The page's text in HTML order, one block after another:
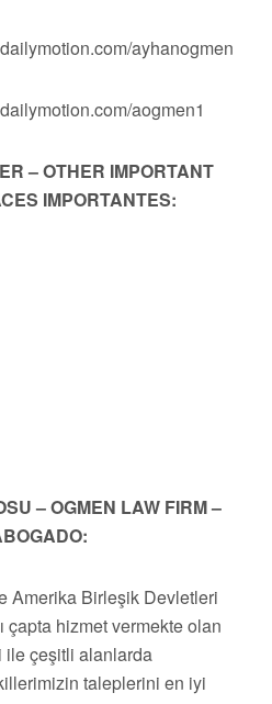
ayhanogmen
aogmen1
– OTHER IMPORTANT
IMPORTANTES:
– OGMEN LAW FIRM –
Amerika Birleşik Devletleri
çapta hizmet vermekte olan
ile çeşitli alanlarda
taleplerini en iyi